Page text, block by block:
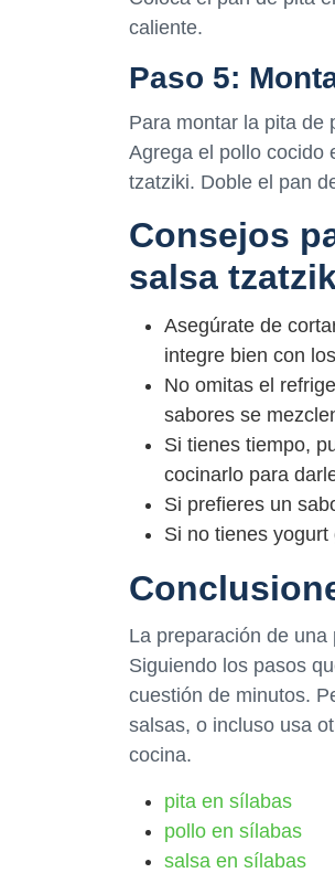
caliente.
Paso 5:
Para montar la pita de
Agrega el pollo cocido
tzatziki. Doble el pan
Consejos
salsa
Asegúrate de
integre bien con
No omitas el
sabores se
Si tienes tiempo,
cocinarlo para
Si prefieres un
Si no tienes
La preparación de
Siguiendo los pasos
cuestión de minutos.
salsas, o incluso usa
cocina.
pita en sílabas
pollo en sílabas
salsa en sílabas